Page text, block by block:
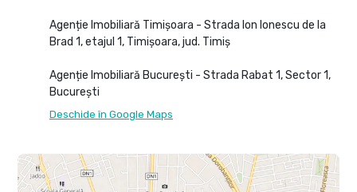
Agenție Imobiliară Timișoara - Strada Ion Ionescu de la
Brad 1, etajul 1, Timișoara, jud. Timiș
Agenție Imobiliară București - Strada Rabat 1, Sector 1,
București
Deschide în Google Maps